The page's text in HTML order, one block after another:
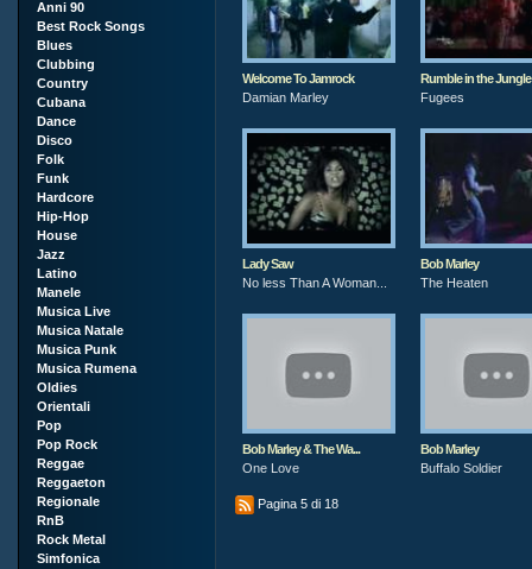
Anni 90
Best Rock Songs
Blues
Clubbing
Country
Cubana
Dance
Disco
Folk
Funk
Hardcore
Hip-Hop
House
Jazz
Latino
Manele
Musica Live
Musica Natale
Musica Punk
Musica Rumena
Oldies
Orientali
Pop
Pop Rock
Reggae
Reggaeton
Regionale
RnB
Rock Metal
Simfonica
Welcome To Jamrock
Damian Marley
Rumble in the Jungle
Fugees
Lady Saw
No less Than A Woman...
Bob Marley
The Heaten
Bob Marley & The Wa...
One Love
Bob Marley
Buffalo Soldier
Pagina 5 di 18